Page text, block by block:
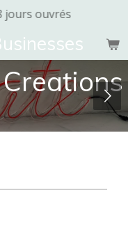
jours ouvrés